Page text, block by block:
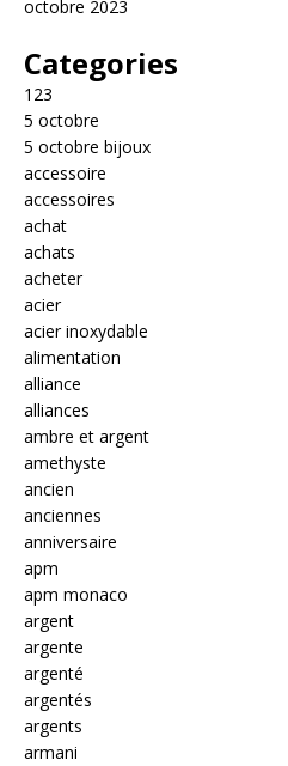
octobre 2023
Categories
123
5 octobre
5 octobre bijoux
accessoire
accessoires
achat
achats
acheter
acier
acier inoxydable
alimentation
alliance
alliances
ambre et argent
amethyste
ancien
anciennes
anniversaire
apm
apm monaco
argent
argente
argenté
argentés
argents
armani